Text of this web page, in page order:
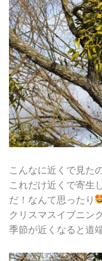
こんなに近くで見た
これだけ近くで寄生
だ！なんて思ったり
クリスマスイブニン
季節が近くなると道